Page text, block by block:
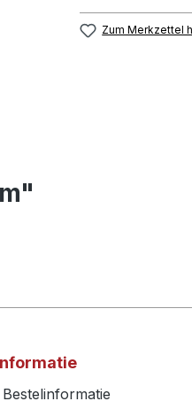
Zum Merkzettel
Bestelinformatie